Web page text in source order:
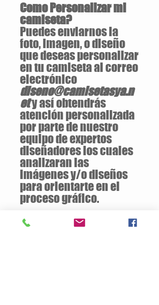
Como Personalizar mi
camiseta?
Puedes enviarnos la
foto, imagen, o diseño
que deseas personalizar
en tu camiseta al correo
electrónico
diseno@camisetasya.n
ety así obtendrás
atención personalizada
por parte de nuestro
equipo de expertos
diseñadores los cuales
analizaran las
imágenes y/o diseños
para orientarte en el
proceso gráfico.
Descuentosa partir de